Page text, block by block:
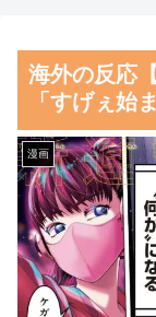
入で崩壊はじまる
【朗報】齋藤飛
完全に見えてる動
てしまう…
磁気嵐、地球由
主導…JAXAの衛星
が観測！
舌を絡ませて、
── ちゅっちゅしな
海外の反応
「すげぇ始
漫画